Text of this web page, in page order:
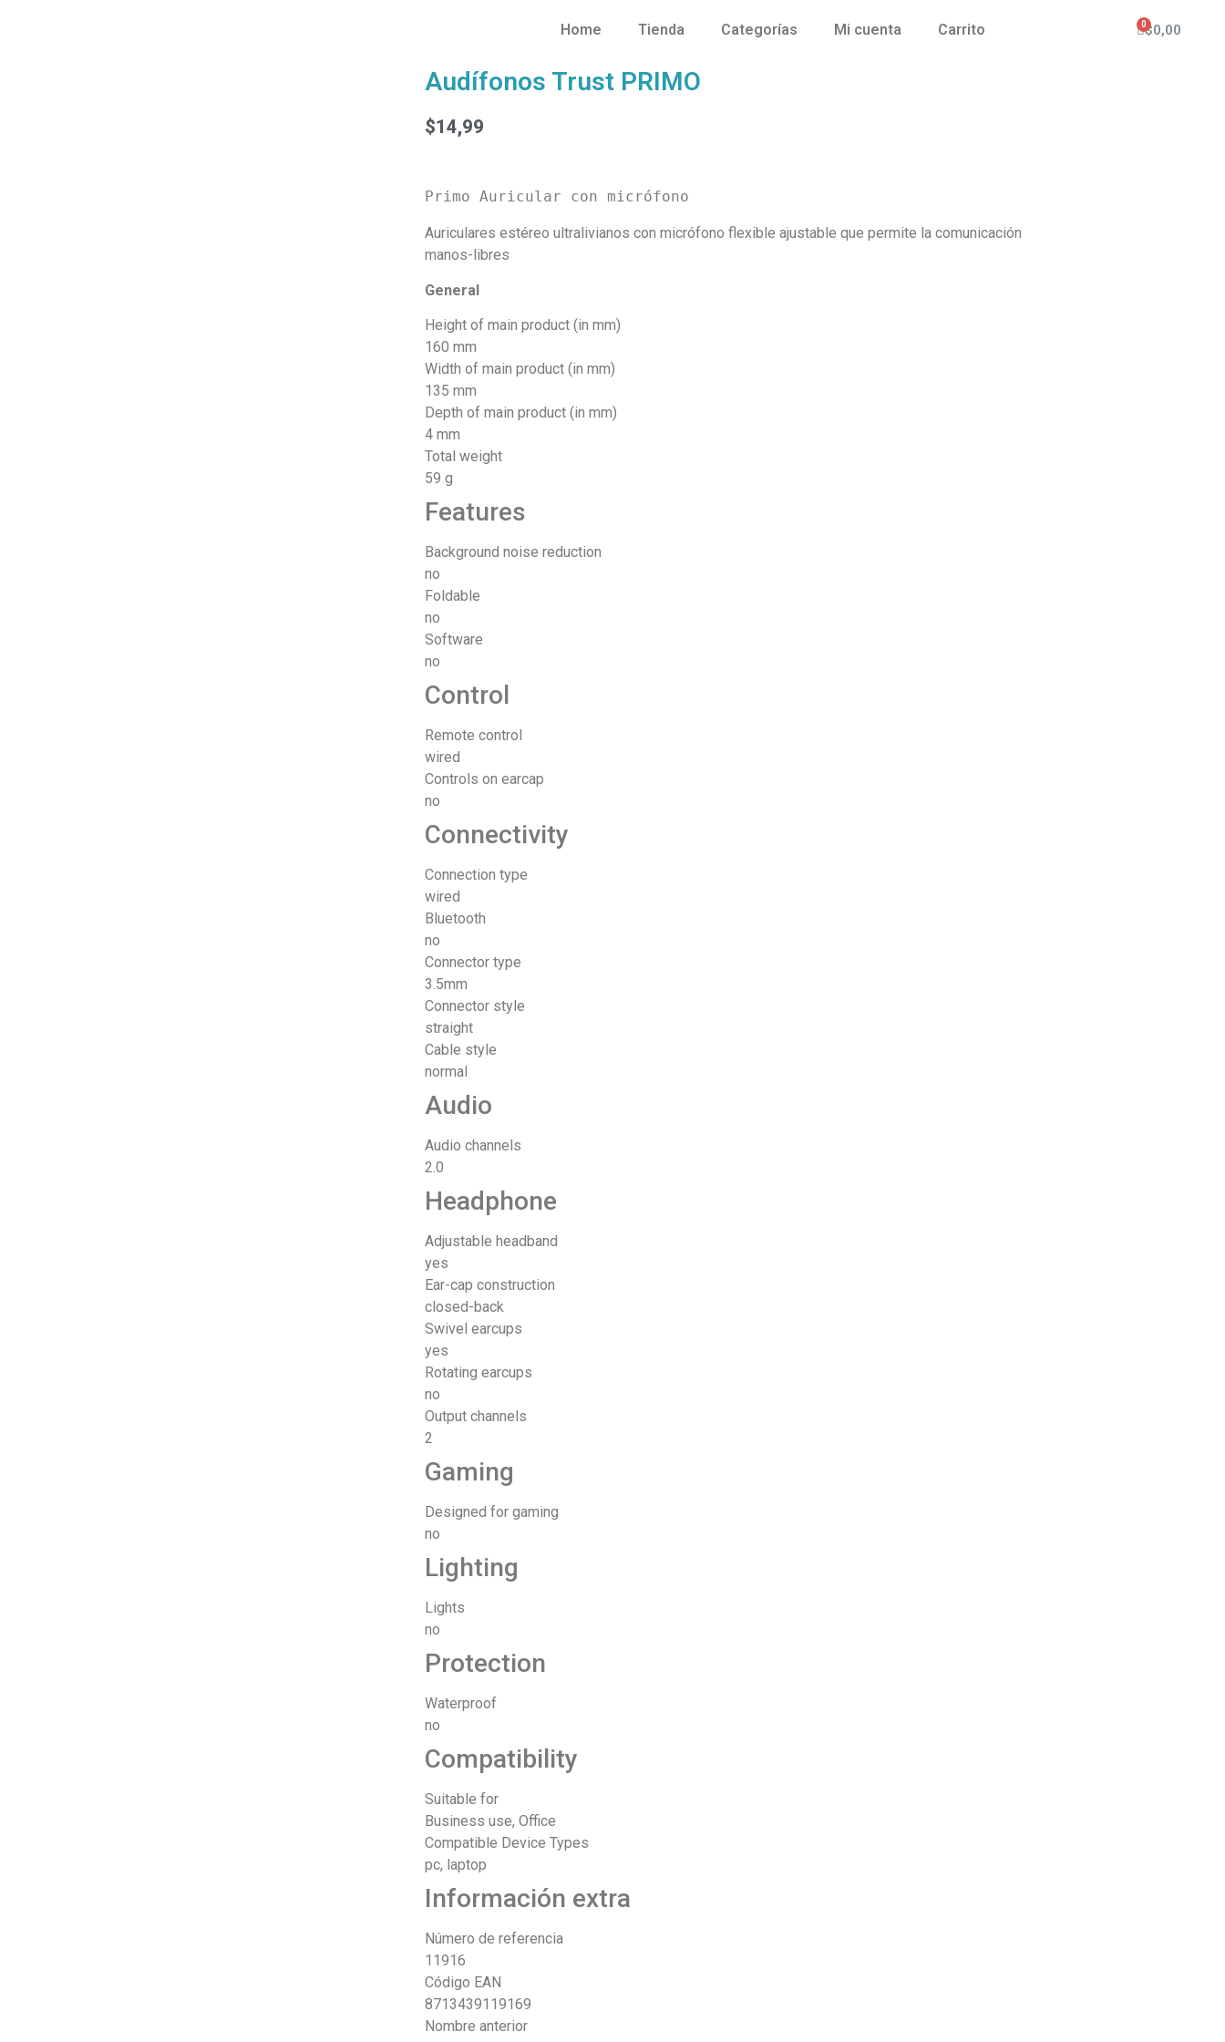
Home Tienda Categorías Mi cuenta Carrito $0,00
Audífonos Trust PRIMO
$14,99
Primo Auricular con micrófono
Auriculares estéreo ultralivianos con micrófono flexible ajustable que permite la comunicación
manos-libres
General
Height of main product (in mm)
160 mm
Width of main product (in mm)
135 mm
Depth of main product (in mm)
4 mm
Total weight
59 g
Features
Background noise reduction
no
Foldable
no
Software
no
Control
Remote control
wired
Controls on earcap
no
Connectivity
Connection type
wired
Bluetooth
no
Connector type
3.5mm
Connector style
straight
Cable style
normal
Audio
Audio channels
2.0
Headphone
Adjustable headband
yes
Ear-cap construction
closed-back
Swivel earcups
yes
Rotating earcups
no
Output channels
2
Gaming
Designed for gaming
no
Lighting
Lights
no
Protection
Waterproof
no
Compatibility
Suitable for
Business use, Office
Compatible Device Types
pc, laptop
Información extra
Número de referencia
11916
Código EAN
8713439119169
Nombre anterior